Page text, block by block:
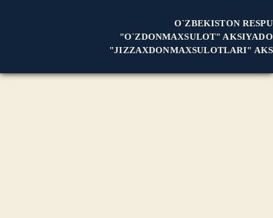
O`ZBEKISTON
"O`ZDONMAXSULOT"
"JIZZAXDONMAXSULOTLARI"